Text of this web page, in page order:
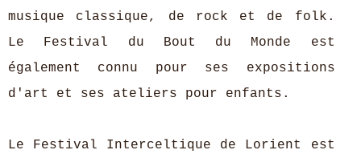
musique classique, de rock et de folk.
Le Festival du Bout du Monde est
également connu pour ses expositions
d'art et ses ateliers pour enfants.
Le Festival Interceltique de Lorient est